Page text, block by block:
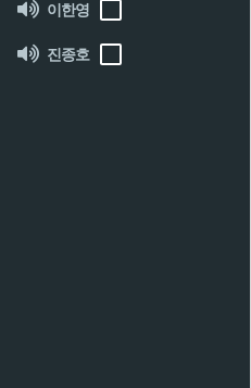
이한영
진종호